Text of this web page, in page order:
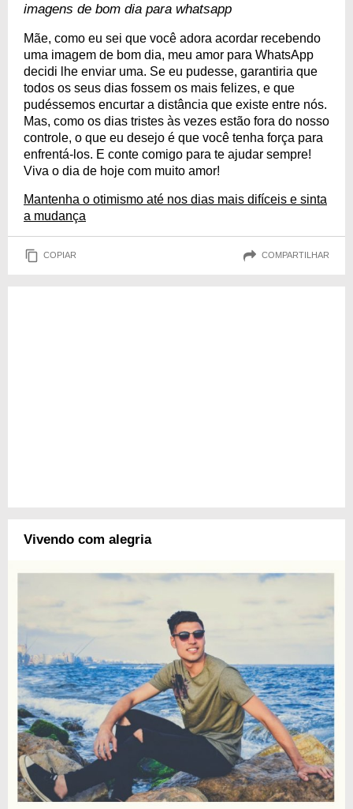
imagens de bom dia para whatsapp
Mãe, como eu sei que você adora acordar recebendo
uma imagem de bom dia, meu amor para WhatsApp
decidi lhe enviar uma. Se eu pudesse, garantiria que
todos os seus dias fossem os mais felizes, e que
pudéssemos encurtar a distância que existe entre nós.
Mas, como os dias tristes às vezes estão fora do nosso
controle, o que eu desejo é que você tenha força para
enfrentá-los. E conte comigo para te ajudar sempre!
Viva o dia de hoje com muito amor!
Mantenha o otimismo até nos dias mais difíceis e sinta
a mudança
COPIAR COMPARTILHAR
Vivendo com alegria